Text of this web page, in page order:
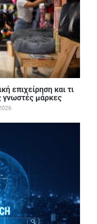
επιχείρηση και τι
γνωστές μάρκες